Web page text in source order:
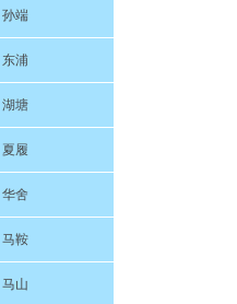
孙端
东浦
湖塘
夏履
华舍
马鞍
马山